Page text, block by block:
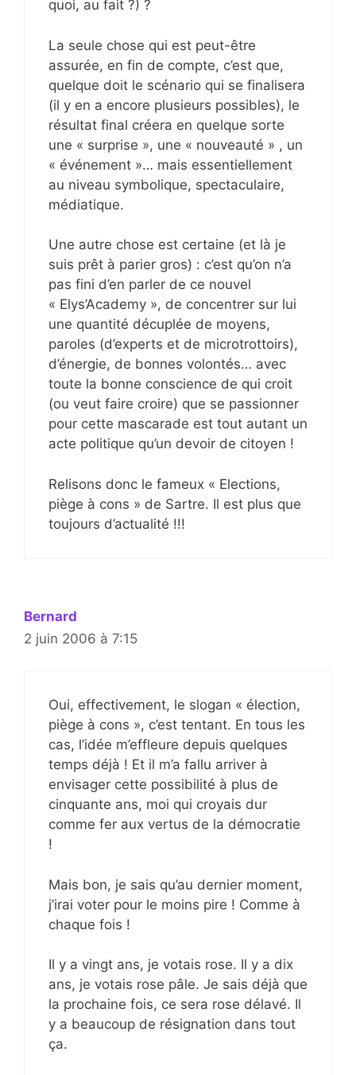
quoi, au fait ?) ?
La seule chose qui est peut-être
assurée, en fin de compte, c’est que,
quelque doit le scénario qui se finalisera
(il y en a encore plusieurs possibles), le
résultat final créera en quelque sorte
une « surprise », une « nouveauté » , un
« événement »… mais essentiellement
au niveau symbolique, spectaculaire,
médiatique.
Une autre chose est certaine (et là je
suis prêt à parier gros) : c’est qu’on n’a
pas fini d’en parler de ce nouvel
« Elys’Academy », de concentrer sur lui
une quantité décuplée de moyens,
paroles (d’experts et de microtrottoirs),
d’énergie, de bonnes volontés… avec
toute la bonne conscience de qui croit
(ou veut faire croire) que se passionner
pour cette mascarade est tout autant un
acte politique qu’un devoir de citoyen !
Relisons donc le fameux « Elections,
piège à cons » de Sartre. Il est plus que
toujours d’actualité !!!
Bernard
2 juin 2006 à 7:15
Oui, effectivement, le slogan « élection,
piège à cons », c’est tentant. En tous les
cas, l’idée m’effleure depuis quelques
temps déjà ! Et il m’a fallu arriver à
envisager cette possibilité à plus de
cinquante ans, moi qui croyais dur
comme fer aux vertus de la démocratie
!
Mais bon, je sais qu’au dernier moment,
j’irai voter pour le moins pire ! Comme à
chaque fois !
Il y a vingt ans, je votais rose. Il y a dix
ans, je votais rose pâle. Je sais déjà que
la prochaine fois, ce sera rose délavé. Il
y a beaucoup de résignation dans tout
ça.